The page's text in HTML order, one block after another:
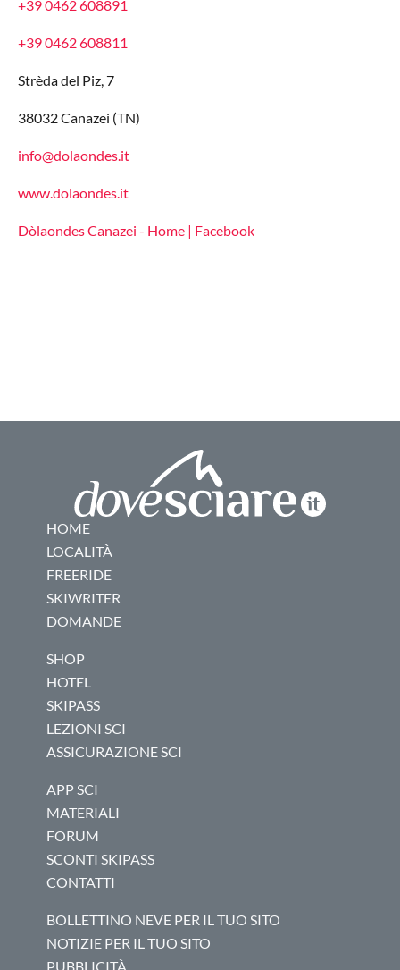
+39 0462 608891
+39 0462 608811
Strèda del Piz, 7
38032 Canazei (TN)
info@dolaondes.it
www.dolaondes.it
Dòlaondes Canazei - Home | Facebook
HOME
LOCALITÀ
FREERIDE
SKIWRITER
DOMANDE
SHOP
HOTEL
SKIPASS
LEZIONI SCI
ASSICURAZIONE SCI
APP SCI
MATERIALI
FORUM
SCONTI SKIPASS
CONTATTI
BOLLETTINO NEVE PER IL TUO SITO
NOTIZIE PER IL TUO SITO
PUBBLICITÀ